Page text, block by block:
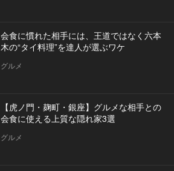
会食に慣れた相手には、王道ではなく六本
木の“タイ料理”を達人が選ぶワケ
グルメ
【虎ノ門・麹町・銀座】グルメな相手との
会食に使える上質な隠れ家3選
グルメ